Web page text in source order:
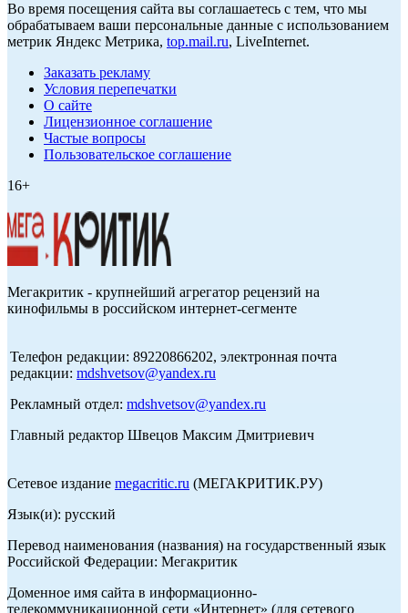
Во время посещения сайта вы соглашаетесь с тем, что мы
обрабатываем ваши персональные данные с использованием
метрик Яндекс Метрика, top.mail.ru, LiveInternet.
Заказать рекламу
Условия перепечатки
О сайте
Лицензионное соглашение
Частые вопросы
Пользовательское соглашение
16+
Мегакритик - крупнейший агрегатор рецензий на
кинофильмы в российском интернет-сегменте
Телефон редакции: 89220866202, электронная почта
редакции: mdshvetsov@yandex.ru
Рекламный отдел: mdshvetsov@yandex.ru
Главный редактор Швецов Максим Дмитриевич
Сетевое издание megacritic.ru (МЕГАКРИТИК.РУ)
Язык(и): русский
Перевод наименования (названия) на государственный язык
Российской Федерации: Мегакритик
Доменное имя сайта в информационно-
телекоммуникационной сети «Интернет» (для сетевого